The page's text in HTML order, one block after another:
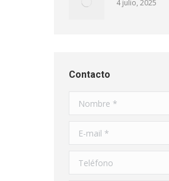
4 julio, 2025
Contacto
Nombre *
E-mail *
Teléfono